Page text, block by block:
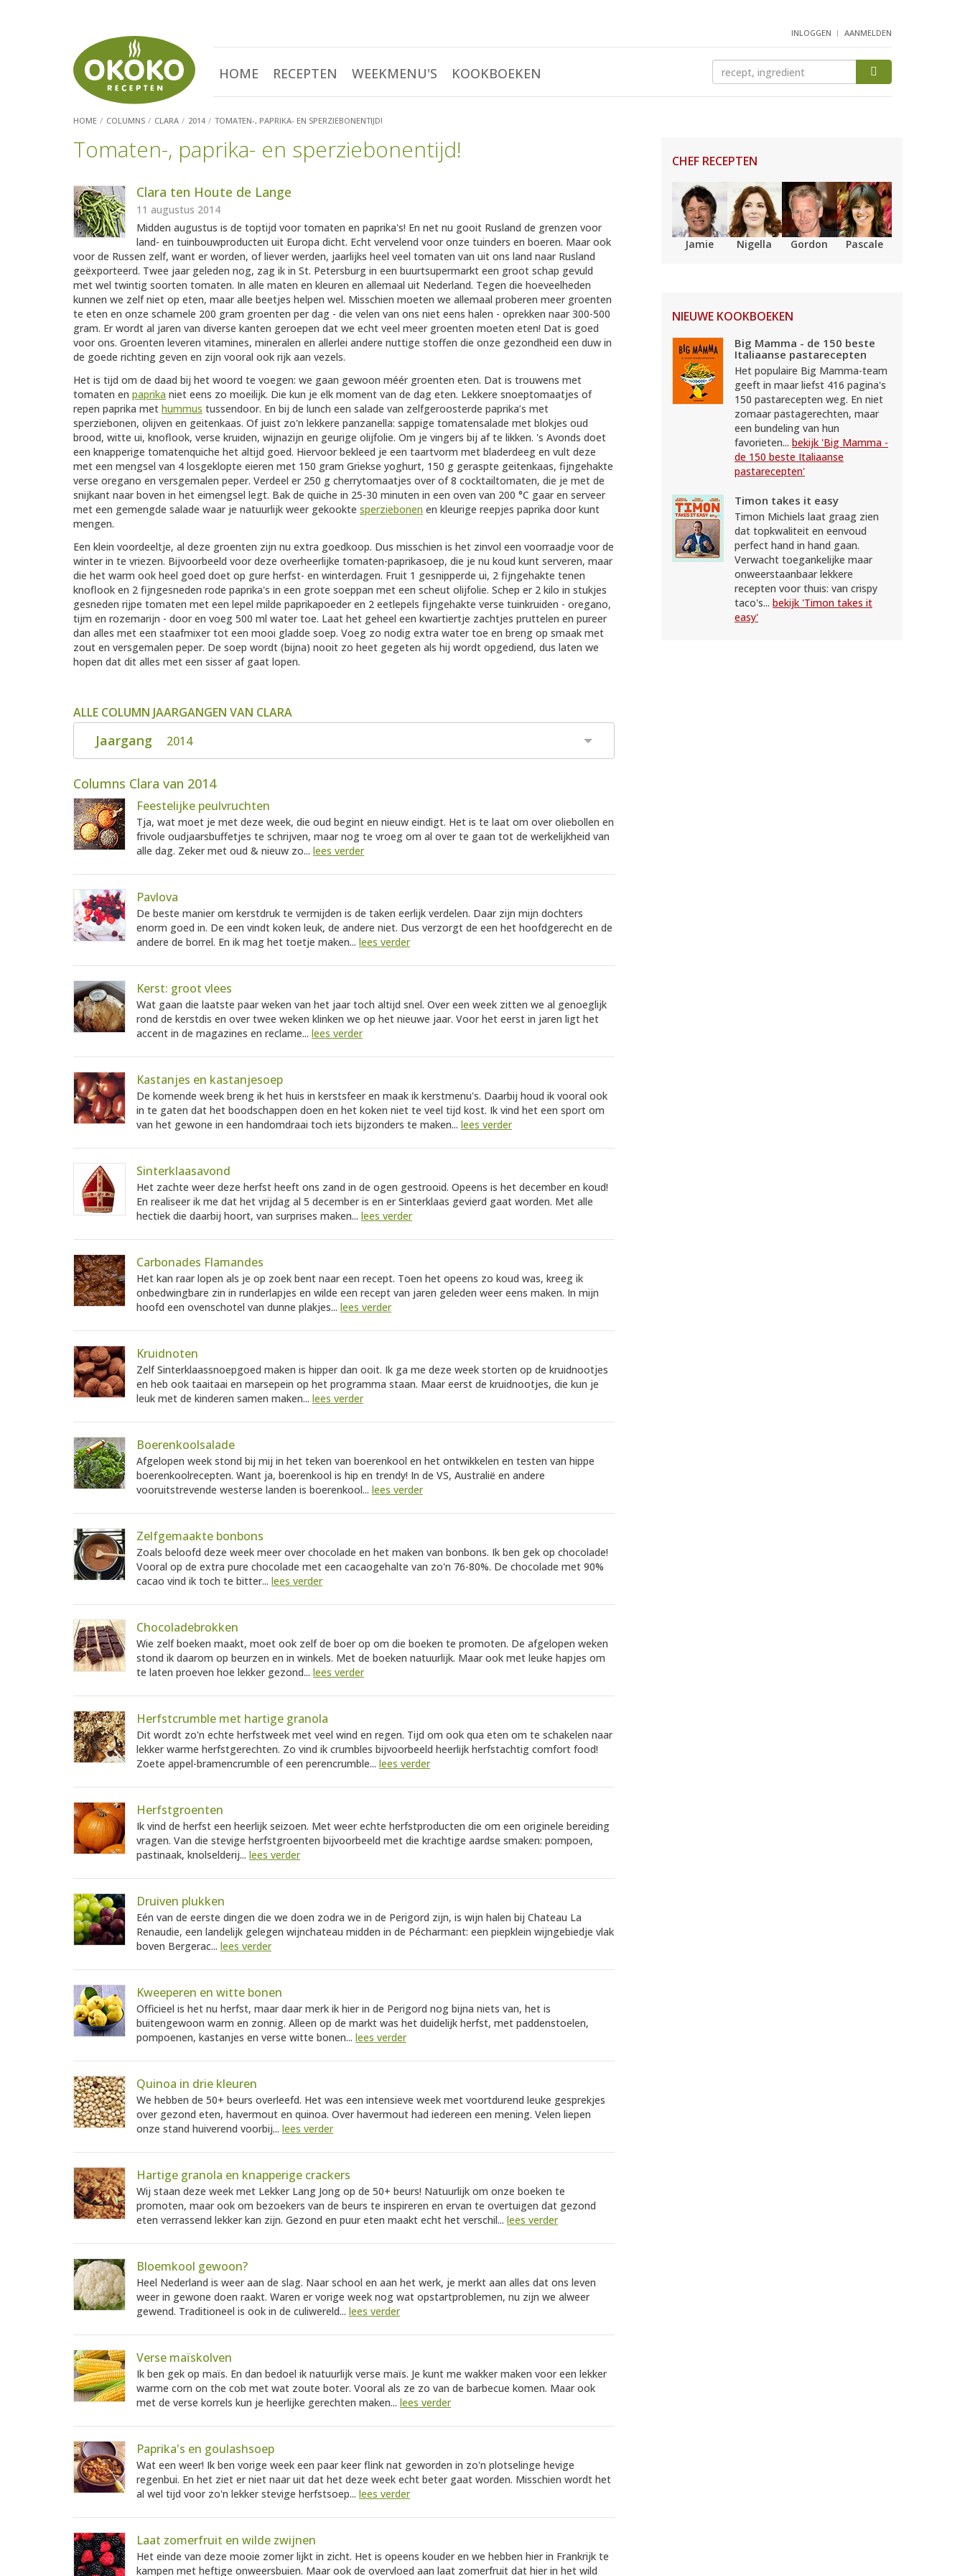
INLOGGEN AANMELDEN
HOME RECEPTEN WEEKMENU'S KOOKBOEKEN
HOME COLUMNS CLARA 2014 TOMATEN-, PAPRIKA- EN SPERZIEBONENTIJD!
Tomaten-, paprika- en sperziebonentijd!
Clara ten Houte de Lange
11 augustus 2014
Midden augustus is de toptijd voor tomaten en paprika's! En net nu gooit Rusland de grenzen voor
land- en tuinbouwproducten uit Europa dicht. Echt vervelend voor onze tuinders en boeren. Maar ook
voor de Russen zelf, want er worden, of liever werden, jaarlijks heel veel tomaten van uit ons land naar Rusland
geëxporteerd. Twee jaar geleden nog, zag ik in St. Petersburg in een buurtsupermarkt een groot schap gevuld
met wel twintig soorten tomaten. In alle maten en kleuren en allemaal uit Nederland. Tegen die hoeveelheden
kunnen we zelf niet op eten, maar alle beetjes helpen wel. Misschien moeten we allemaal proberen meer groenten
te eten en onze schamele 200 gram groenten per dag - die velen van ons niet eens halen - oprekken naar 300-500
gram. Er wordt al jaren van diverse kanten geroepen dat we echt veel meer groenten moeten eten! Dat is goed
voor ons. Groenten leveren vitamines, mineralen en allerlei andere nuttige stoffen die onze gezondheid een duw in
de goede richting geven en zijn vooral ook rijk aan vezels.
Het is tijd om de daad bij het woord te voegen: we gaan gewoon méér groenten eten. Dat is trouwens met
tomaten en paprika niet eens zo moeilijk. Die kun je elk moment van de dag eten. Lekkere snoeptomaatjes of
repen paprika met hummus tussendoor. En bij de lunch een salade van zelfgeroosterde paprika’s met
sperziebonen, olijven en geitenkaas. Of juist zo'n lekkere panzanella: sappige tomatensalade met blokjes oud
brood, witte ui, knoflook, verse kruiden, wijnazijn en geurige olijfolie. Om je vingers bij af te likken. 's Avonds doet
een knapperige tomatenquiche het altijd goed. Hiervoor bekleed je een taartvorm met bladerdeeg en vult deze
met een mengsel van 4 losgeklopte eieren met 150 gram Griekse yoghurt, 150 g geraspte geitenkaas, fijngehakte
verse oregano en versgemalen peper. Verdeel er 250 g cherrytomaatjes over of 8 cocktailtomaten, die je met de
snijkant naar boven in het eimengsel legt. Bak de quiche in 25-30 minuten in een oven van 200 °C gaar en serveer
met een gemengde salade waar je natuurlijk weer gekookte sperziebonen en kleurige reepjes paprika door kunt
mengen.
Een klein voordeeltje, al deze groenten zijn nu extra goedkoop. Dus misschien is het zinvol een voorraadje voor de
winter in te vriezen. Bijvoorbeeld voor deze overheerlijke tomaten-paprikasoep, die je nu koud kunt serveren, maar
die het warm ook heel goed doet op gure herfst- en winterdagen. Fruit 1 gesnipperde ui, 2 fijngehakte tenen
knoflook en 2 fijngesneden rode paprika's in een grote soeppan met een scheut olijfolie. Schep er 2 kilo in stukjes
gesneden rijpe tomaten met een lepel milde paprikapoeder en 2 eetlepels fijngehakte verse tuinkruiden - oregano,
tijm en rozemarijn - door en voeg 500 ml water toe. Laat het geheel een kwartiertje zachtjes pruttelen en pureer
dan alles met een staafmixer tot een mooi gladde soep. Voeg zo nodig extra water toe en breng op smaak met
zout en versgemalen peper. De soep wordt (bijna) nooit zo heet gegeten als hij wordt opgediend, dus laten we
hopen dat dit alles met een sisser af gaat lopen.
ALLE COLUMN JAARGANGEN VAN CLARA
Jaargang 2014
Columns Clara van 2014
Feestelijke peulvruchten
Tja, wat moet je met deze week, die oud begint en nieuw eindigt. Het is te laat om over oliebollen en
frivole oudjaarsbuffetjes te schrijven, maar nog te vroeg om al over te gaan tot de werkelijkheid van
alle dag. Zeker met oud & nieuw zo... lees verder
Pavlova
De beste manier om kerstdruk te vermijden is de taken eerlijk verdelen. Daar zijn mijn dochters
enorm goed in. De een vindt koken leuk, de andere niet. Dus verzorgt de een het hoofdgerecht en de
andere de borrel. En ik mag het toetje maken... lees verder
Kerst: groot vlees
Wat gaan die laatste paar weken van het jaar toch altijd snel. Over een week zitten we al genoeglijk
rond de kerstdis en over twee weken klinken we op het nieuwe jaar. Voor het eerst in jaren ligt het
accent in de magazines en reclame... lees verder
Kastanjes en kastanjesoep
De komende week breng ik het huis in kerstsfeer en maak ik kerstmenu's. Daarbij houd ik vooral ook
in te gaten dat het boodschappen doen en het koken niet te veel tijd kost. Ik vind het een sport om
van het gewone in een handomdraai toch iets bijzonders te maken... lees verder
Sinterklaasavond
Het zachte weer deze herfst heeft ons zand in de ogen gestrooid. Opeens is het december en koud!
En realiseer ik me dat het vrijdag al 5 december is en er Sinterklaas gevierd gaat worden. Met alle
hectiek die daarbij hoort, van surprises maken... lees verder
Carbonades Flamandes
Het kan raar lopen als je op zoek bent naar een recept. Toen het opeens zo koud was, kreeg ik
onbedwingbare zin in runderlapjes en wilde een recept van jaren geleden weer eens maken. In mijn
hoofd een ovenschotel van dunne plakjes... lees verder
Kruidnoten
Zelf Sinterklaassnoepgoed maken is hipper dan ooit. Ik ga me deze week storten op de kruidnootjes
en heb ook taaitaai en marsepein op het programma staan. Maar eerst de kruidnootjes, die kun je
leuk met de kinderen samen maken... lees verder
Boerenkoolsalade
Afgelopen week stond bij mij in het teken van boerenkool en het ontwikkelen en testen van hippe
boerenkoolrecepten. Want ja, boerenkool is hip en trendy! In de VS, Australië en andere
vooruitstrevende westerse landen is boerenkool... lees verder
Zelfgemaakte bonbons
Zoals beloofd deze week meer over chocolade en het maken van bonbons. Ik ben gek op chocolade!
Vooral op de extra pure chocolade met een cacaogehalte van zo'n 76-80%. De chocolade met 90%
cacao vind ik toch te bitter... lees verder
Chocoladebrokken
Wie zelf boeken maakt, moet ook zelf de boer op om die boeken te promoten. De afgelopen weken
stond ik daarom op beurzen en in winkels. Met de boeken natuurlijk. Maar ook met leuke hapjes om
te laten proeven hoe lekker gezond... lees verder
Herfstcrumble met hartige granola
Dit wordt zo'n echte herfstweek met veel wind en regen. Tijd om ook qua eten om te schakelen naar
lekker warme herfstgerechten. Zo vind ik crumbles bijvoorbeeld heerlijk herfstachtig comfort food!
Zoete appel-bramencrumble of een perencrumble... lees verder
Herfstgroenten
Ik vind de herfst een heerlijk seizoen. Met weer echte herfstproducten die om een originele bereiding
vragen. Van die stevige herfstgroenten bijvoorbeeld met die krachtige aardse smaken: pompoen,
pastinaak, knolselderij... lees verder
Druiven plukken
Eén van de eerste dingen die we doen zodra we in de Perigord zijn, is wijn halen bij Chateau La
Renaudie, een landelijk gelegen wijnchateau midden in de Pécharmant: een piepklein wijngebiedje vlak
boven Bergerac... lees verder
Kweeperen en witte bonen
Officieel is het nu herfst, maar daar merk ik hier in de Perigord nog bijna niets van, het is
buitengewoon warm en zonnig. Alleen op de markt was het duidelijk herfst, met paddenstoelen,
pompoenen, kastanjes en verse witte bonen... lees verder
Quinoa in drie kleuren
We hebben de 50+ beurs overleefd. Het was een intensieve week met voortdurend leuke gesprekjes
over gezond eten, havermout en quinoa. Over havermout had iedereen een mening. Velen liepen
onze stand huiverend voorbij... lees verder
Hartige granola en knapperige crackers
Wij staan deze week met Lekker Lang Jong op de 50+ beurs! Natuurlijk om onze boeken te
promoten, maar ook om bezoekers van de beurs te inspireren en ervan te overtuigen dat gezond
eten verrassend lekker kan zijn. Gezond en puur eten maakt echt het verschil... lees verder
Bloemkool gewoon?
Heel Nederland is weer aan de slag. Naar school en aan het werk, je merkt aan alles dat ons leven
weer in gewone doen raakt. Waren er vorige week nog wat opstartproblemen, nu zijn we alweer
gewend. Traditioneel is ook in de culiwereld... lees verder
Verse maïskolven
Ik ben gek op maïs. En dan bedoel ik natuurlijk verse maïs. Je kunt me wakker maken voor een lekker
warme corn on the cob met wat zoute boter. Vooral als ze zo van de barbecue komen. Maar ook
met de verse korrels kun je heerlijke gerechten maken... lees verder
Paprika's en goulashsoep
Wat een weer! Ik ben vorige week een paar keer flink nat geworden in zo'n plotselinge hevige
regenbui. En het ziet er niet naar uit dat het deze week echt beter gaat worden. Misschien wordt het
al wel tijd voor zo'n lekker stevige herfstsoep... lees verder
Laat zomerfruit en wilde zwijnen
Het einde van deze mooie zomer lijkt in zicht. Het is opeens kouder en we hebben hier in Frankrijk te
kampen met heftige onweersbuien. Maar ook de overvloed aan laat zomerfruit dat hier in het wild
CHEF RECEPTEN
Jamie Nigella Gordon Pascale
NIEUWE KOOKBOEKEN
Big Mamma - de 150 beste
Italiaanse pastarecepten
Het populaire Big Mamma-team
geeft in maar liefst 416 pagina's
150 pastarecepten weg. En niet
zomaar pastagerechten, maar
een bundeling van hun
favorieten... bekijk 'Big Mamma -
de 150 beste Italiaanse
pastarecepten'
Timon takes it easy
Timon Michiels laat graag zien
dat topkwaliteit en eenvoud
perfect hand in hand gaan.
Verwacht toegankelijke maar
onweerstaanbaar lekkere
recepten voor thuis: van crispy
taco's... bekijk 'Timon takes it
easy'